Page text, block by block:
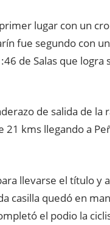
lugar con un
fue segundo con un
de Salas que logra
de salida de la
kms llegando a
llevarse el título y
casilla quedó en
el podio la